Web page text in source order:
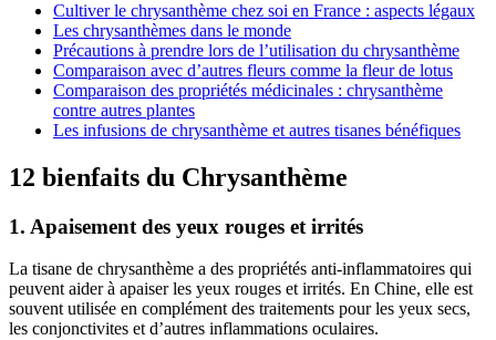
Cultiver le chrysanthème chez soi en France : aspects légaux
Les chrysanthèmes dans le monde
Précautions à prendre lors de l’utilisation du chrysanthème
Comparaison avec d’autres fleurs comme la fleur de lotus
Comparaison des propriétés médicinales : chrysanthème
contre autres plantes
Les infusions de chrysanthème et autres tisanes bénéfiques
12 bienfaits du Chrysanthème
1. Apaisement des yeux rouges et irrités
La tisane de chrysanthème a des propriétés anti-inflammatoires qui
peuvent aider à apaiser les yeux rouges et irrités. En Chine, elle est
souvent utilisée en complément des traitements pour les yeux secs,
les conjonctivites et d’autres inflammations oculaires.